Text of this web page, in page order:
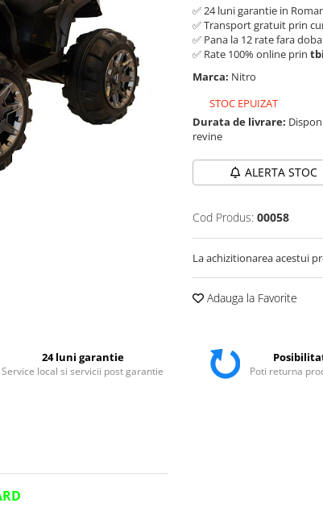
✅ 24 luni garantie in
✅ Transport gratuit prin
✅ Pana la 12 rate fara
✅ Rate 100% online prin
Marca: Nitro
STOC EPUIZAT
Durata de livrare:
revine
ALERTA STOC
Cod Produs: 00058
La achizitionarea acestui
Adauga la Favorite
24 luni garantie
Service local si servicii post garantie Poti returna